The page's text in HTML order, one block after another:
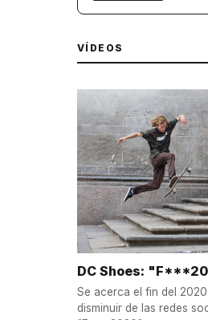
VÍDEOS
DC Shoes:
Se acerca el fin del
disminuir de las redes